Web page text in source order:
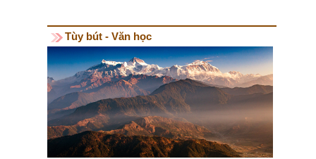
Tùy bút - Văn học